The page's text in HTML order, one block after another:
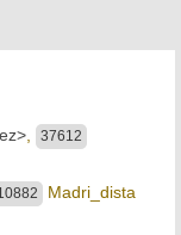
37612
Madri_dista